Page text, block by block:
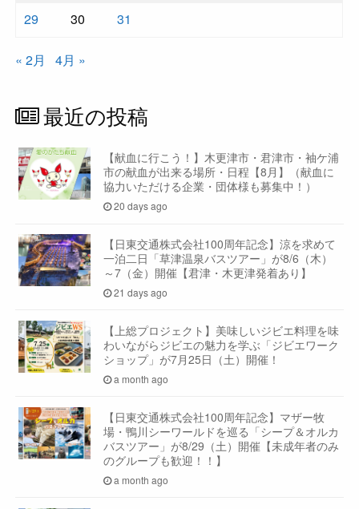
29
30 31
« 2月 4月 »
最近の投稿
【献血に行こう！】木更津市・君津市・袖ケ浦
市の献血が出来る場所・日程【8月】（献血に
協力いただける企業・団体様も募集中！）
20 days ago
【日東交通株式会社100周年記念】涼を求めて
一泊二日「草津温泉バスツアー」が8/6（木）
～7（金）開催【君津・木更津発着あり】
21 days ago
【上総プロジェクト】美味しいジビエ料理を味
わいながらジビエの魅力を学ぶ「ジビエワーク
ショップ」が7月25日（土）開催！
a month ago
【日東交通株式会社100周年記念】マザー牧
場・鴨川シーワールドを巡る「シープ＆オルカ
バスツアー」が8/29（土）開催【未成年者のみ
のグループも歓迎！！】
a month ago